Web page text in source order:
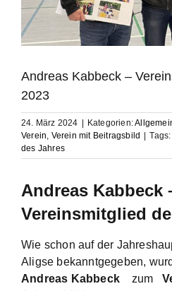
Andreas Kabbeck –
2023
24. März 2024 Kategorien:
Verein, Verein mit Beitragsbild Tags:
des Jahres
Andreas Kabbeck
Vereinsmitglied
Wie schon auf der
Aligse bekanntgegeben,
Andreas Kabbeck
zum V